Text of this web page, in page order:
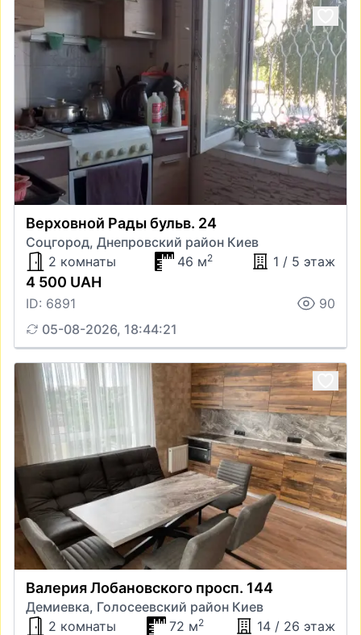
Верховной Рады бульв. 24
Соцгород, Днепровский район Киев
2 комнаты
46 м2 1 / 5 этаж
4 500 UAH
ID: 6891
90
05-08-2026, 18:44:21
Валерия Лобановского просп. 144
Демиевка, Голосеевский район Киев
2 комнаты
72 м2
14 / 26 этаж